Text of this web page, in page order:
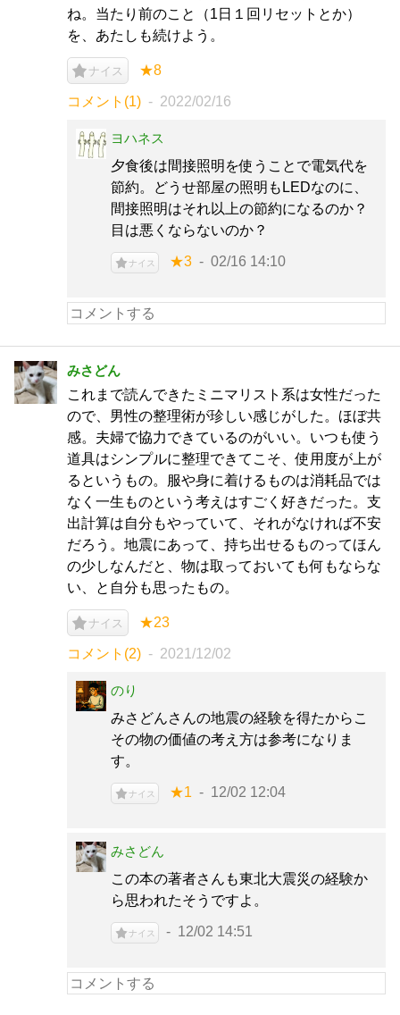
ね。当たり前のこと（1日１回リセットとか）
を、あたしも続けよう。
ナイス ★8
コメント(1) 2022/02/16
ヨハネス
夕食後は間接照明を使うことで電気代を
節約。どうせ部屋の照明もLEDなのに、
間接照明はそれ以上の節約になるのか？
目は悪くならないのか？
ナイス ★3 02/16 14:10
みさどん
これまで読んできたミニマリスト系は女性だった
ので、男性の整理術が珍しい感じがした。ほぼ共
感。夫婦で協力できているのがいい。いつも使う
道具はシンプルに整理できてこそ、使用度が上が
るというもの。服や身に着けるものは消耗品では
なく一生ものという考えはすごく好きだった。支
出計算は自分もやっていて、それがなければ不安
だろう。地震にあって、持ち出せるものってほん
の少しなんだと、物は取っておいても何もならな
い、と自分も思ったもの。
ナイス ★23
コメント(2) 2021/12/02
のり
みさどんさんの地震の経験を得たからこ
その物の価値の考え方は参考になりま
す。
ナイス ★1 12/02 12:04
みさどん
この本の著者さんも東北大震災の経験か
ら思われたそうですよ。
ナイス 12/02 14:51